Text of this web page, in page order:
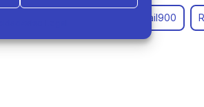
ontrail900